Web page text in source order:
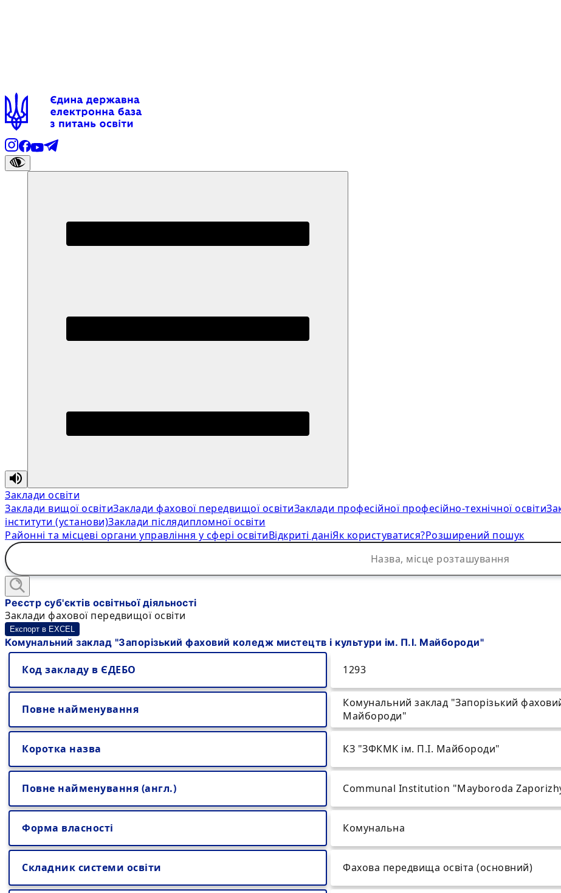
Заклади освіти
Заклади вищої освітиЗаклади фахової передвищої освітиЗаклади професійної професійно-технічної освіти
інститути (установи)Заклади післядипломної освіти
Районні та місцеві органи управління у сфері освітиВідкриті даніЯк користуватися?Розширений пошук
Реєстр суб'єктів освітньої діяльності
Заклади фахової передвищої освіти
Експорт в EXCEL
Комунальний заклад "Запорізький фаховий коледж мистецтв і культури ім. П.І. Майбороди"
Код закладу в ЄДЕБО 1293
Повне найменування
Комунальний заклад "Запорізький
Майбороди"
Коротка назва КЗ "ЗФКМК ім. П.І. Майбороди"
Повне найменування (англ.) Communal Institution "Mayboroda
Форма власності Комунальна
Складник системи освіти Фахова передвища освіта (основний)